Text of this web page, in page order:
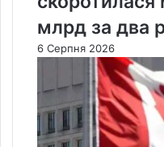
млрд за два
6 Серпня 2026